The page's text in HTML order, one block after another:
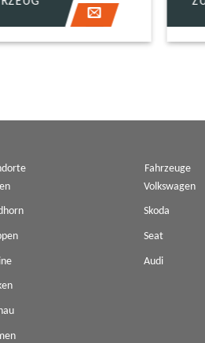
Fahrzeuge
Volkswagen
Skoda
Seat
Audi